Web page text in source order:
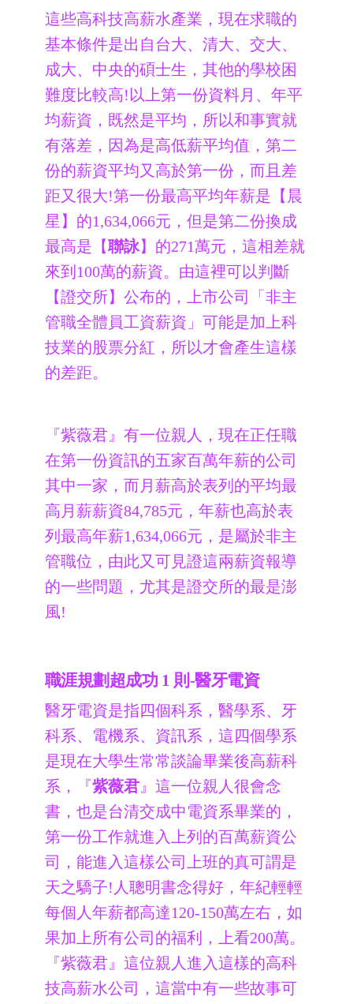
這些高科技高薪水產業，現在求職的
基本條件是出自台大、清大、交大、
成大、中央的碩士生，其他的學校困
難度比較高!以上第一份資料月、年平
均薪資，既然是平均，所以和事實就
有落差，因為是高低薪平均值，第二
份的薪資平均又高於第一份，而且差
距又很大!第一份最高平均年薪是【晨
星】的1,634,066元，但是第二份換成
最高是【聯詠】的271萬元，這相差就
來到100萬的薪資。由這裡可以判斷
【證交所】公布的，上市公司「非主
管職全體員工資薪資」可能是加上科
技業的股票分紅，所以才會產生這樣
的差距。
『紫薇君』有一位親人，現在正任職
在第一份資訊的五家百萬年薪的公司
其中一家，而月薪高於表列的平均最
高月薪薪資84,785元，年薪也高於表
列最高年薪1,634,066元，是屬於非主
管職位，由此又可見證這兩薪資報導
的一些問題，尤其是證交所的最是澎
風!
職涯規劃超成功 1 則-醫牙電資
醫牙電資是指四個科系，醫學系、牙
科系、電機系、資訊系，這四個學系
是現在大學生常常談論畢業後高薪科
系，『紫薇君』這一位親人很會念
書，也是台清交成中電資系畢業的，
第一份工作就進入上列的百萬薪資公
司，能進入這樣公司上班的真可謂是
天之驕子!人聰明書念得好，年紀輕輕
每個人年薪都高達120-150萬左右，如
果加上所有公司的福利，上看200萬。
『紫薇君』這位親人進入這樣的高科
技高薪水公司，這當中有一些故事可